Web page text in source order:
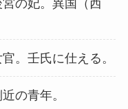
宮の妃。異国（西
。壬氏に仕える。
の青年。